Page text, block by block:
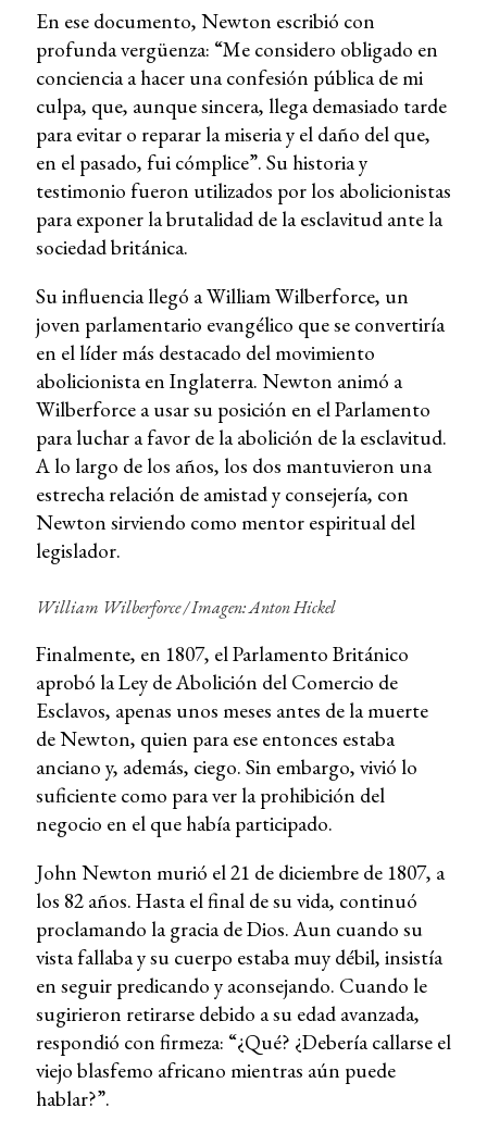
En ese documento, Newton escribió con
profunda vergüenza: “Me considero obligado en
conciencia a hacer una confesión pública de mi
culpa, que, aunque sincera, llega demasiado tarde
para evitar o reparar la miseria y el daño del que,
en el pasado, fui cómplice”. Su historia y
testimonio fueron utilizados por los abolicionistas
para exponer la brutalidad de la esclavitud ante la
sociedad británica.
Su influencia llegó a William Wilberforce, un
joven parlamentario evangélico que se convertiría
en el líder más destacado del movimiento
abolicionista en Inglaterra. Newton animó a
Wilberforce a usar su posición en el Parlamento
para luchar a favor de la abolición de la esclavitud.
A lo largo de los años, los dos mantuvieron una
estrecha relación de amistad y consejería, con
Newton sirviendo como mentor espiritual del
legislador.
William Wilberforce / Imagen: Anton Hickel
Finalmente, en 1807, el Parlamento Británico
aprobó la Ley de Abolición del Comercio de
Esclavos, apenas unos meses antes de la muerte
de Newton, quien para ese entonces estaba
anciano y, además, ciego. Sin embargo, vivió lo
suficiente como para ver la prohibición del
negocio en el que había participado.
John Newton murió el 21 de diciembre de 1807, a
los 82 años. Hasta el final de su vida, continuó
proclamando la gracia de Dios. Aun cuando su
vista fallaba y su cuerpo estaba muy débil, insistía
en seguir predicando y aconsejando. Cuando le
sugirieron retirarse debido a su edad avanzada,
respondió con firmeza: “¿Qué? ¿Debería callarse el
viejo blasfemo africano mientras aún puede
hablar?”.